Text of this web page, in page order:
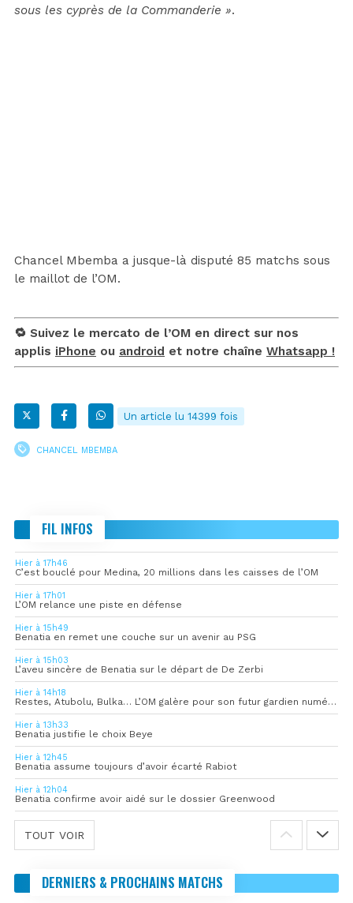
sous les cyprès de la Commanderie ».
Chancel Mbemba a jusque-là disputé 85 matchs sous
le maillot de l’OM.
🔁 Suivez le mercato de l’OM en direct sur nos
applis iPhone ou android et notre chaîne Whatsapp !
Un article lu 14399 fois
CHANCEL MBEMBA
FIL INFOS
Hier à 17h46
C’est bouclé pour Medina, 20 millions dans les caisses de l’OM
Hier à 17h01
L’OM relance une piste en défense
Hier à 15h49
Benatia en remet une couche sur un avenir au PSG
Hier à 15h03
L’aveu sincère de Benatia sur le départ de De Zerbi
Hier à 14h18
Restes, Atubolu, Bulka… L’OM galère pour son futur gardien numéro 1
Hier à 13h33
Benatia justifie le choix Beye
Hier à 12h45
Benatia assume toujours d’avoir écarté Rabiot
Hier à 12h04
Benatia confirme avoir aidé sur le dossier Greenwood
TOUT VOIR
DERNIERS & PROCHAINS MATCHS